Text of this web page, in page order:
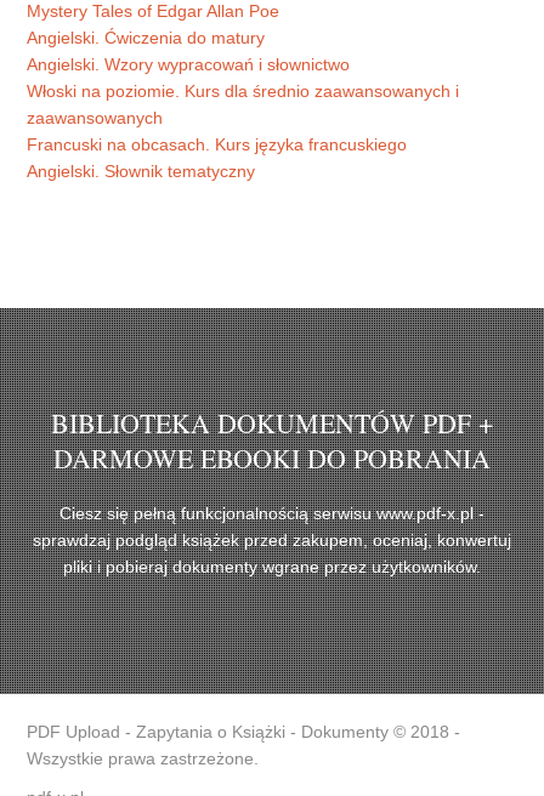
Mystery Tales of Edgar Allan Poe
Angielski. Ćwiczenia do matury
Angielski. Wzory wypracowań i słownictwo
Włoski na poziomie. Kurs dla średnio zaawansowanych i
zaawansowanych
Francuski na obcasach. Kurs języka francuskiego
Angielski. Słownik tematyczny
BIBLIOTEKA DOKUMENTÓW PDF +
DARMOWE EBOOKI DO POBRANIA
Ciesz się pełną funkcjonalnością serwisu www.pdf-x.pl -
sprawdzaj podgląd książek przed zakupem, oceniaj, konwertuj
pliki i pobieraj dokumenty wgrane przez użytkowników.
PDF Upload - Zapytania o Książki - Dokumenty © 2018 -
Wszystkie prawa zastrzeżone.